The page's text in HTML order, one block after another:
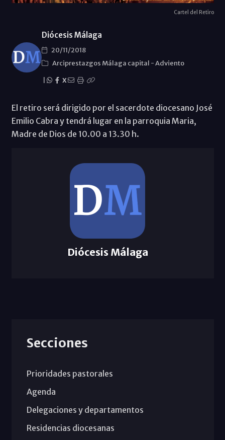
Cartel del Retiro
Diócesis Málaga
20/11/2018
Arciprestazgos Málaga capital -Adviento
X
El retiro será dirigido por el sacerdote diocesano José
Emilio Cabra y tendrá lugar en la parroquia Maria,
Madre de Dios de 10.00 a 13.30 h.
Diócesis Málaga
Secciones
Prioridades pastorales
Agenda
Delegaciones y departamentos
Residencias diocesanas